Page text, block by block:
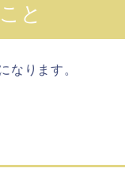
と
なります。